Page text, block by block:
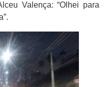
Valença: “Olhei para